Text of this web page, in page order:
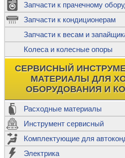
Запчасти к прачечному
Запчасти к кондиционерам
Запчасти к весам и
Колеса и колесные опоры
СЕРВИСНЫЙ
МАТЕРИАЛЫ ДЛЯ
ОБОРУДОВАНИЯ И
Расходные материалы
Инструмент сервисный
Комплектующие для
Электрика